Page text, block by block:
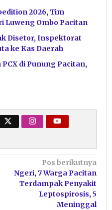
2026, Tim
Luweng Ombo Pacitan
Disetor, Inspektorat
ke Kas Daerah
di Punung Pacitan,
Pos berikutnya
Ngeri, 7 Warga Pacitan
Terdampak Penyakit
Leptospirosis, 5
Meninggal